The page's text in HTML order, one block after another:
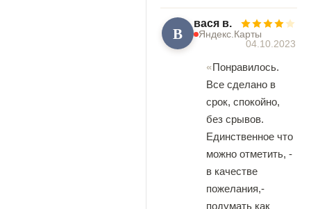
В вася в.
Яндекс.Карты
04.10.2023
Понравилось.
Все сделано в
срок, спокойно,
без срывов.
Единственное что
можно отметить, -
в качестве
пожелания,-
подумать как